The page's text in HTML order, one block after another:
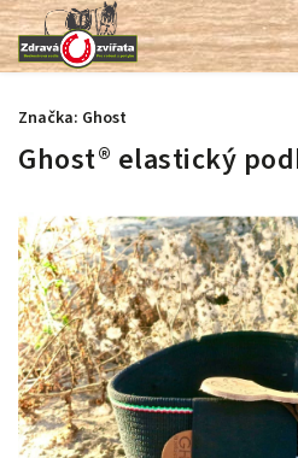
Ghost® elastický
Značka: Ghost